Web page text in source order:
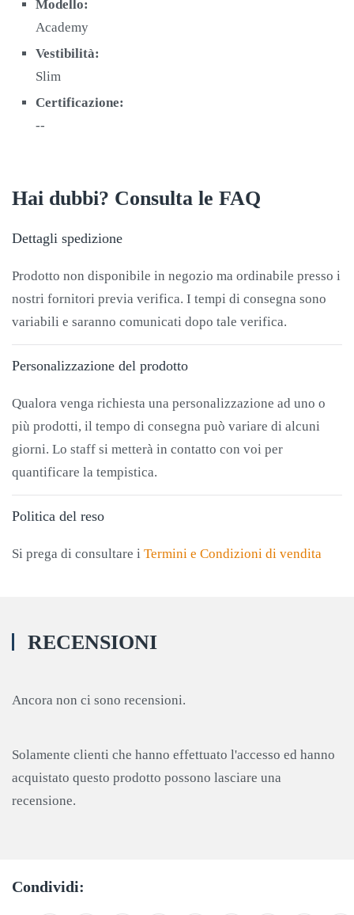
Modello:
Academy
Vestibilità:
Slim
Certificazione:
--
Hai dubbi? Consulta le FAQ
Dettagli spedizione
Prodotto non disponibile in negozio ma ordinabile presso i
nostri fornitori previa verifica. I tempi di consegna sono
variabili e saranno comunicati dopo tale verifica.
Personalizzazione del prodotto
Qualora venga richiesta una personalizzazione ad uno o
più prodotti, il tempo di consegna può variare di alcuni
giorni. Lo staff si metterà in contatto con voi per
quantificare la tempistica.
Politica del reso
Si prega di consultare i Termini e Condizioni di vendita
RECENSIONI
Ancora non ci sono recensioni.
Solamente clienti che hanno effettuato l'accesso ed hanno
acquistato questo prodotto possono lasciare una
recensione.
Condividi: